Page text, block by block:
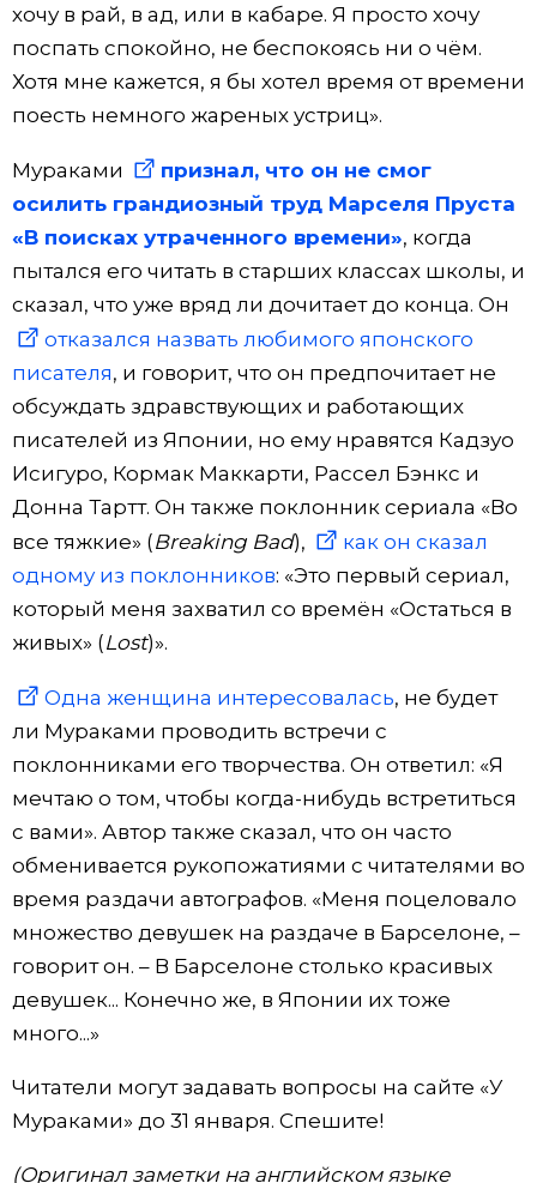
хочу в рай, в ад, или в кабаре. Я просто хочу
поспать спокойно, не беспокоясь ни о чём.
Хотя мне кажется, я бы хотел время от времени
поесть немного жареных устриц».
Мураками
признал, что он не смог
осилить грандиозный труд Марселя Пруста
«В поисках утраченного времени», когда
пытался его читать в старших классах школы, и
сказал, что уже вряд ли дочитает до конца. Он
отказался назвать любимого японского
писателя, и говорит, что он предпочитает не
обсуждать здравствующих и работающих
писателей из Японии, но ему нравятся Кадзуо
Исигуро, Кормак Маккарти, Рассел Бэнкс и
Донна Тартт. Он также поклонник сериала «Во
все тяжкие» (Breaking Bad),
как он сказал
одному из поклонников: «Это первый сериал,
который меня захватил со времён «Остаться в
живых» (Lost)».
Одна женщина интересовалась, не будет
ли Мураками проводить встречи с
поклонниками его творчества. Он ответил: «Я
мечтаю о том, чтобы когда-нибудь встретиться
с вами». Автор также сказал, что он часто
обменивается рукопожатиями с читателями во
время раздачи автографов. «Меня поцеловало
множество девушек на раздаче в Барселоне, –
говорит он. – В Барселоне столько красивых
девушек... Конечно же, в Японии их тоже
много...»
Читатели могут задавать вопросы на сайте «У
Мураками» до 31 января. Спешите!
(Оригинал заметки на английском языке